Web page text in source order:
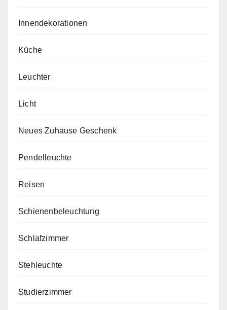
Innendekorationen
Küche
Leuchter
Licht
Neues Zuhause Geschenk
Pendelleuchte
Reisen
Schienenbeleuchtung
Schlafzimmer
Stehleuchte
Studierzimmer